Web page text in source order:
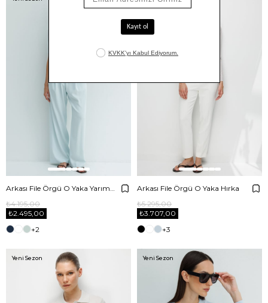
₺2.495,00
₺4.195,00
+2
Arkası File Örgü O Yaka Hırka
₺3.707,00
₺5.295,00
+3
Yeni Sezon Yeni Sezon